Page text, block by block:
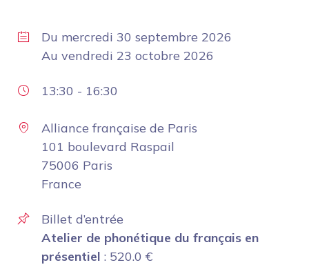
Du mercredi 30 septembre 2026
Au vendredi 23 octobre 2026
13:30 - 16:30
Alliance française de Paris
101 boulevard Raspail
75006 Paris
France
Billet d’entrée
Atelier de phonétique du français en
présentiel : 520.0 €